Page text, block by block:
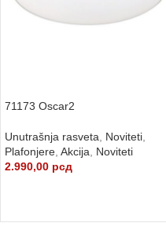
71173 Oscar2
Unutrašnja rasveta, Noviteti,
Plafonjere, Akcija, Noviteti
2.990,00 рсд